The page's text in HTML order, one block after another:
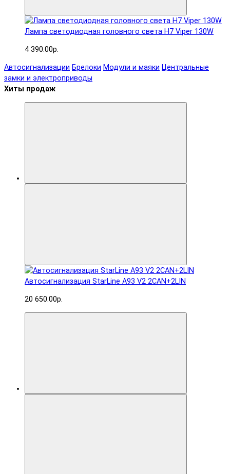
Лампа светодиодная головного света H7 Viper 130W
4 390.00р.
Автосигнализации Брелоки Модули и маяки Центральные
замки и электроприводы
Хиты продаж
Автосигнализация StarLine A93 V2 2CAN+2LIN
20 650.00р.